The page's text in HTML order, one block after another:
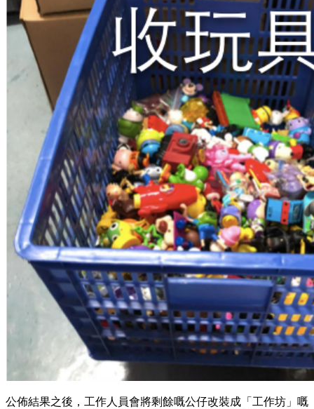
公佈結果之後，工作人員會將剩餘嘅公仔改裝成「工作坊」嘅